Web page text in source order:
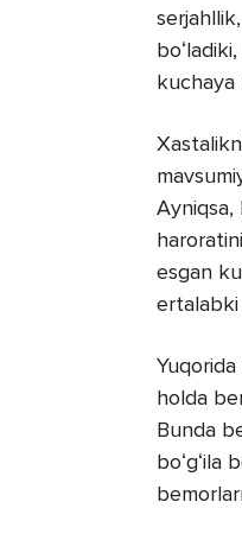
kuchaya
Ayniqsa,
esgan
ertalabki
holda
Bunda
boʻgʻila